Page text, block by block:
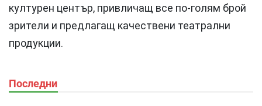
културен център, привличащ все по-голям брой
зрители и предлагащ качествени театрални
продукции.
Последни